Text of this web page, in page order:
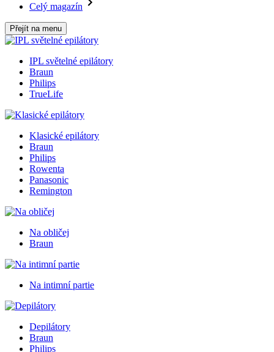
Celý magazín
Přejít na menu
IPL světelné epilátory
Braun
Philips
TrueLife
Klasické epilátory
Braun
Philips
Rowenta
Panasonic
Remington
Na obličej
Braun
Na intimní partie
Depilátory
Braun
Philips